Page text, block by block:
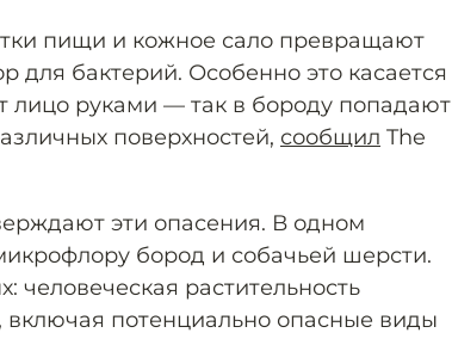
пищи и кожное сало превращают
для бактерий. Особенно это касается
лицо руками — так в бороду попадают
поверхностей, сообщил The
эти опасения. В одном
бород и собачьей шерсти.
человеческая растительность
потенциально опасные виды